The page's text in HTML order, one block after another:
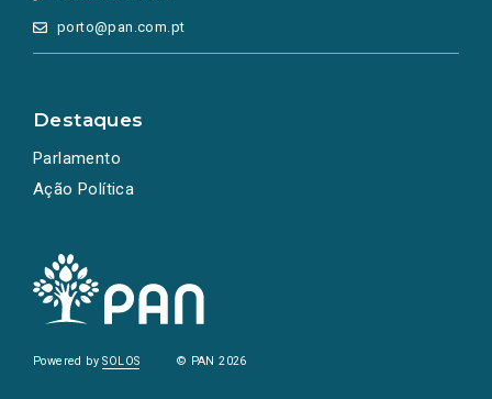
porto@pan.com.pt
Destaques
Parlamento
Ação Política
Powered bySOLOS © PAN 2026